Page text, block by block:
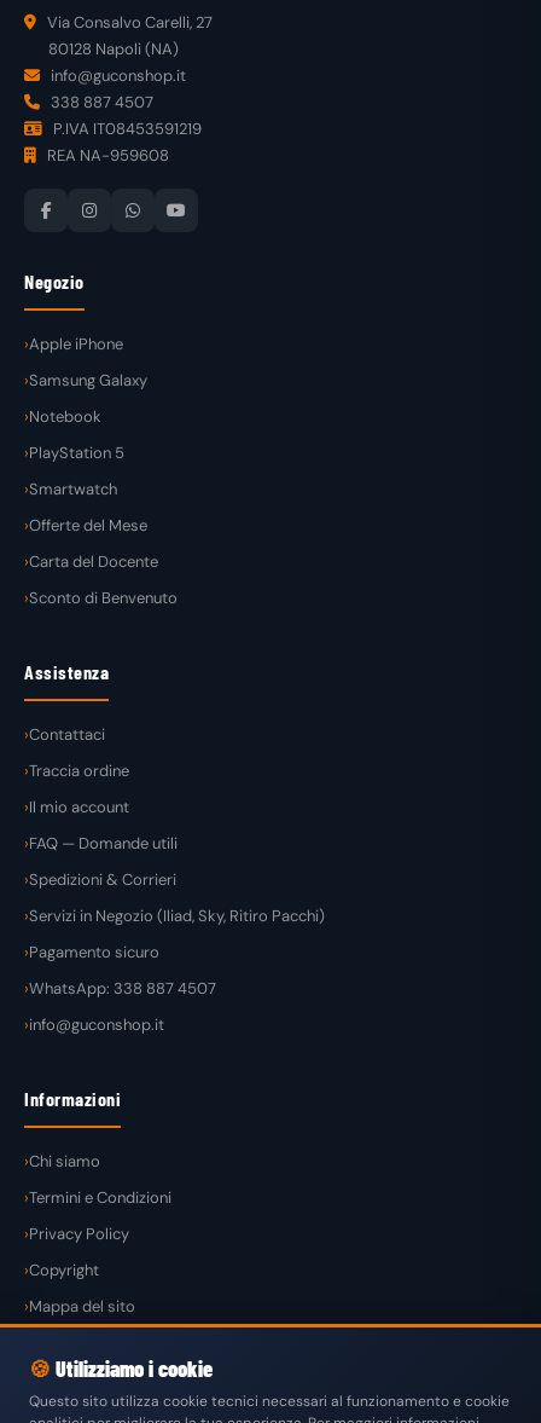
Via Consalvo Carelli, 27
80128 Napoli (NA)
info@guconshop.it
338 887 4507
P.IVA IT08453591219
REA NA-959608
Negozio
Apple iPhone
Samsung Galaxy
Notebook
PlayStation 5
Smartwatch
Offerte del Mese
Carta del Docente
Sconto di Benvenuto
Assistenza
Contattaci
Traccia ordine
Il mio account
FAQ — Domande utili
Spedizioni & Corrieri
Servizi in Negozio (Iliad, Sky, Ritiro Pacchi)
Pagamento sicuro
WhatsApp: 338 887 4507
info@guconshop.it
Informazioni
Chi siamo
Termini e Condizioni
Privacy Policy
Copyright
Mappa del sito
🍪 Utilizziamo i cookie
Questo sito utilizza cookie tecnici necessari al funzionamento e cookie